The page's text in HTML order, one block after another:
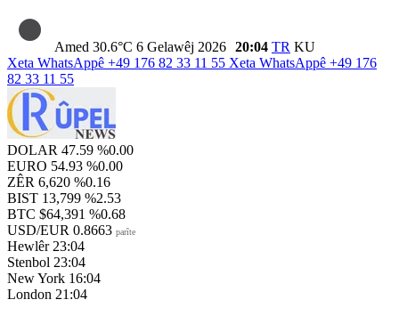
Amed 30.6°C 6 Gelawêj 2026 20:04 TR KU
Xeta WhatsAppê +49 176 82 33 11 55 Xeta WhatsAppê +49 176
82 33 11 55
DOLAR 47.59 %0.00
EURO 54.93 %0.00
ZÊR 6,620 %0.16
BIST 13,799 %2.53
BTC $64,391 %0.68
USD/EUR 0.8663 parîte
Hewlêr 23:04
Stenbol 23:04
New York 16:04
London 21:04